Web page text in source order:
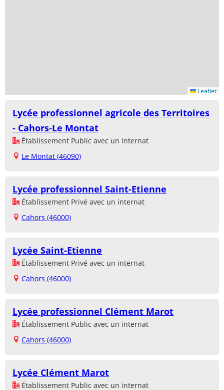
Leaflet
Lycée professionnel agricole des Territoires
- Cahors-Le Montat
Établissement Public avec un internat
Le Montat (46090)
Lycée professionnel Saint-Etienne
Établissement Privé avec un internat
Cahors (46000)
Lycée Saint-Etienne
Établissement Privé avec un internat
Cahors (46000)
Lycée professionnel Clément Marot
Établissement Public avec un internat
Cahors (46000)
Lycée Clément Marot
Établissement Public avec un internat